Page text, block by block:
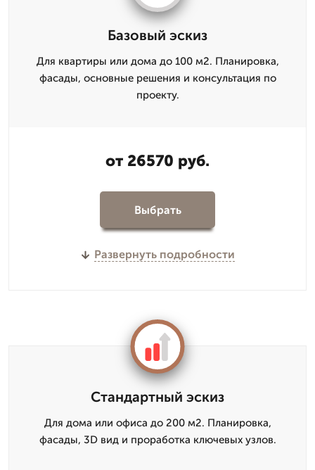
Базовый эскиз
Для квартиры или дома до 100 м2. Планировка,
фасады, основные решения и консультация по
проекту.
от 26570 руб.
Выбрать
Развернуть подробности
Стандартный эскиз
Для дома или офиса до 200 м2. Планировка,
фасады, 3D вид и проработка ключевых узлов.